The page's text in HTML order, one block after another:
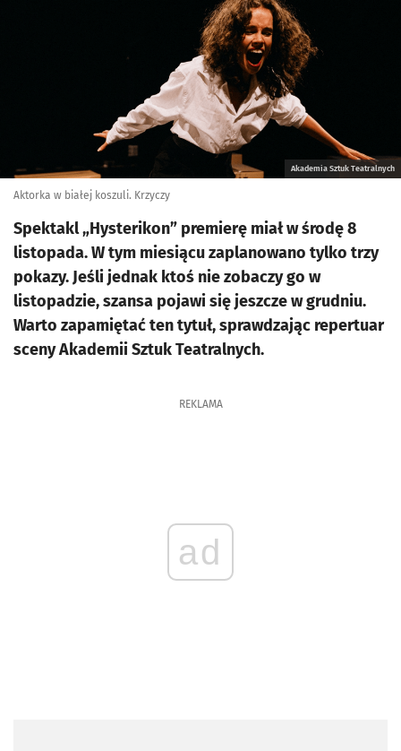
Akademia Sztuk Teatralnych
Aktorka w białej koszuli. Krzyczy
Spektakl „Hysterikon” premierę miał w środę 8
listopada. W tym miesiącu zaplanowano tylko trzy
pokazy. Jeśli jednak ktoś nie zobaczy go w
listopadzie, szansa pojawi się jeszcze w grudniu.
Warto zapamiętać ten tytuł, sprawdzając repertuar
sceny Akademii Sztuk Teatralnych.
REKLAMA
ad